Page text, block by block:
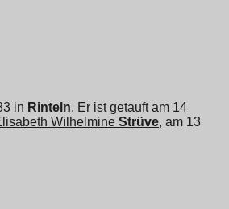
in Rinteln. Er ist getauft am 14
Wilhelmine Strüve, am 13